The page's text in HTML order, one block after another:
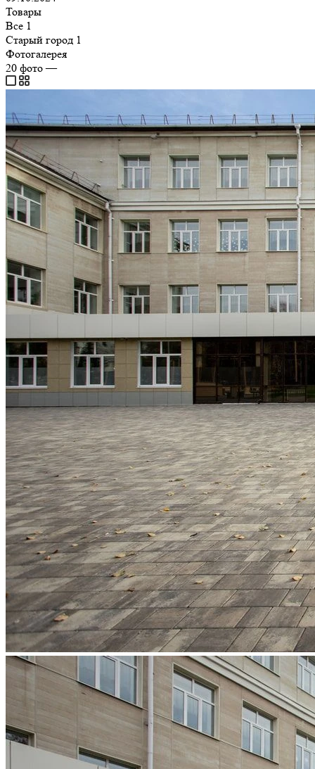
Товары
Все 1
Старый город 1
Фотогалерея
20 фото—